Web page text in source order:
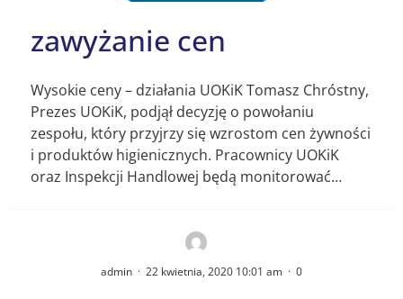
zawyżanie cen
Wysokie ceny – działania UOKiK Tomasz Chróstny,
Prezes UOKiK, podjął decyzję o powołaniu
zespołu, który przyjrzy się wzrostom cen żywności
i produktów higienicznych. Pracownicy UOKiK
oraz Inspekcji Handlowej będą monitorować…
admin · 22 kwietnia, 2020 10:01 am · 0